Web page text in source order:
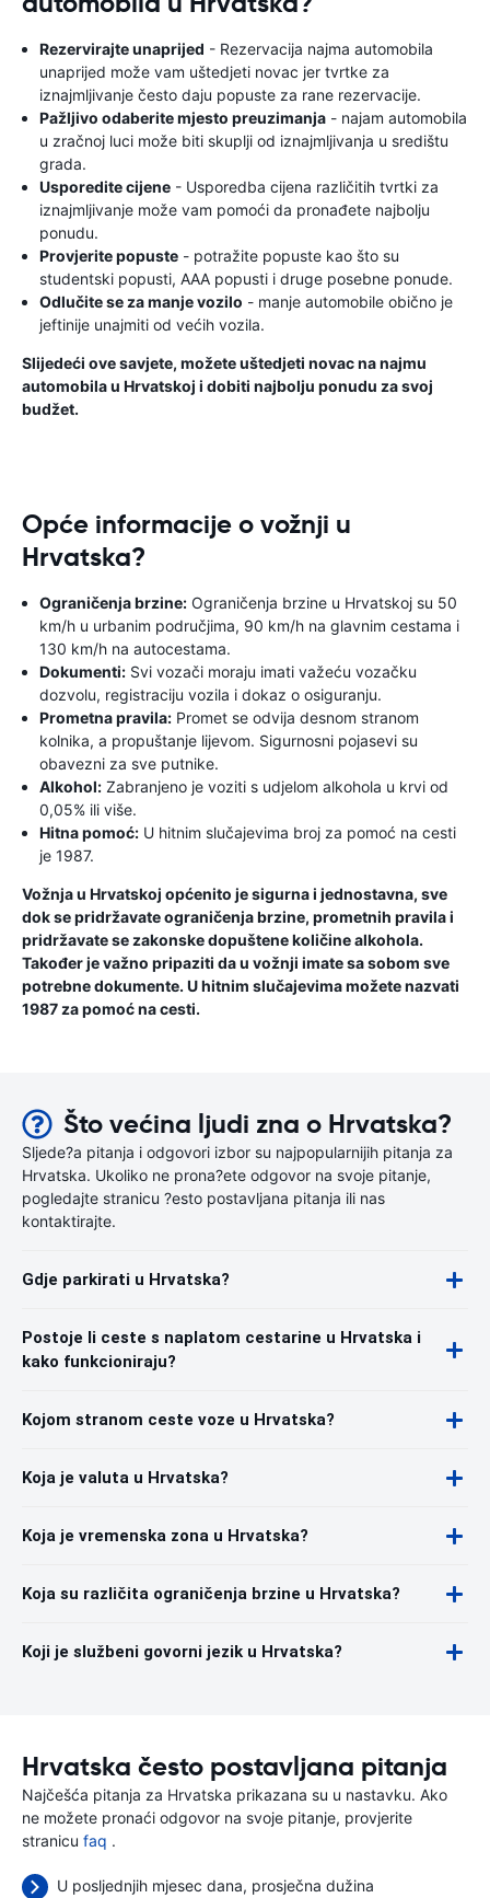
Rezervirajte unaprijed - Rezervacija najma automobila
unaprijed može vam uštedjeti novac jer tvrtke za
iznajmljivanje često daju popuste za rane rezervacije.
Pažljivo odaberite mjesto preuzimanja - najam automobila
u zračnoj luci može biti skuplji od iznajmljivanja u središtu
grada.
Usporedite cijene - Usporedba cijena različitih tvrtki za
iznajmljivanje može vam pomoći da pronađete najbolju
ponudu.
Provjerite popuste - potražite popuste kao što su
studentski popusti, AAA popusti i druge posebne ponude.
Odlučite se za manje vozilo - manje automobile obično je
jeftinije unajmiti od većih vozila.
Slijedeći ove savjete, možete uštedjeti novac na najmu
automobila u Hrvatskoj i dobiti najbolju ponudu za svoj
budžet.
Opće informacije o vožnji u
Hrvatska?
Ograničenja brzine: Ograničenja brzine u Hrvatskoj su 50
km/h u urbanim područjima, 90 km/h na glavnim cestama i
130 km/h na autocestama.
Dokumenti: Svi vozači moraju imati važeću vozačku
dozvolu, registraciju vozila i dokaz o osiguranju.
Prometna pravila: Promet se odvija desnom stranom
kolnika, a propuštanje lijevom. Sigurnosni pojasevi su
obavezni za sve putnike.
Alkohol: Zabranjeno je voziti s udjelom alkohola u krvi od
0,05% ili više.
Hitna pomoć: U hitnim slučajevima broj za pomoć na cesti
je 1987.
Vožnja u Hrvatskoj općenito je sigurna i jednostavna, sve
dok se pridržavate ograničenja brzine, prometnih pravila i
pridržavate se zakonske dopuštene količine alkohola.
Također je važno pripaziti da u vožnji imate sa sobom sve
potrebne dokumente. U hitnim slučajevima možete nazvati
1987 za pomoć na cesti.
Što većina ljudi zna o Hrvatska?
Sljede?a pitanja i odgovori izbor su najpopularnijih pitanja za
Hrvatska. Ukoliko ne prona?ete odgovor na svoje pitanje,
pogledajte stranicu ?esto postavljana pitanja ili nas
kontaktirajte.
Gdje parkirati u Hrvatska?
Postoje li ceste s naplatom cestarine u Hrvatska i
kako funkcioniraju?
Kojom stranom ceste voze u Hrvatska?
Koja je valuta u Hrvatska?
Koja je vremenska zona u Hrvatska?
Koja su različita ograničenja brzine u Hrvatska?
Koji je službeni govorni jezik u Hrvatska?
Hrvatska često postavljana pitanja
Najčešća pitanja za Hrvatska prikazana su u nastavku. Ako
ne možete pronaći odgovor na svoje pitanje, provjerite
stranicu faq .
U posljednjih mjesec dana, prosječna dužina